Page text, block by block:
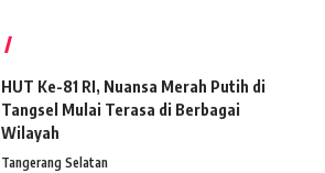
HUT Ke-81 RI, Nuansa Merah Putih di
Tangsel Mulai Terasa di Berbagai
Wilayah
Tangerang Selatan